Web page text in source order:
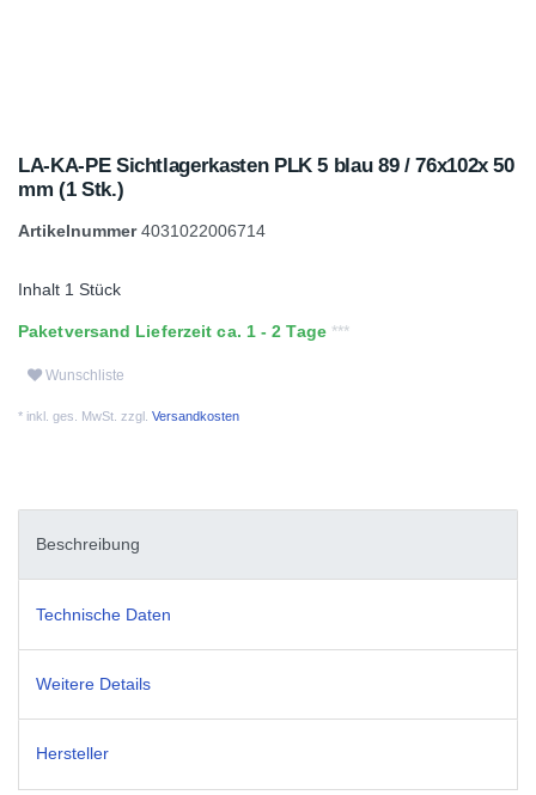
LA-KA-PE Sichtlagerkasten PLK 5 blau 89 / 76x102x 50
mm (1 Stk.)
Artikelnummer4031022006714
Inhalt 1 Stück
Paketversand Lieferzeit ca. 1 - 2 Tage
Wunschliste
* inkl. ges. MwSt. zzgl. Versandkosten
Beschreibung
Technische Daten
Weitere Details
Hersteller